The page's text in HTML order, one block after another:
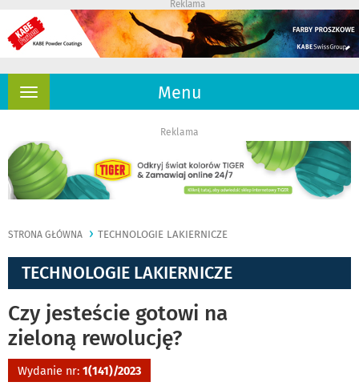
Reklama
Menu
Rozwiń
Reklama
STRONA GŁÓWNA TECHNOLOGIE LAKIERNICZE
TECHNOLOGIE LAKIERNICZE
Czy jesteście gotowi na
zieloną rewolucję?
Wydanie nr: 1(141)/2023